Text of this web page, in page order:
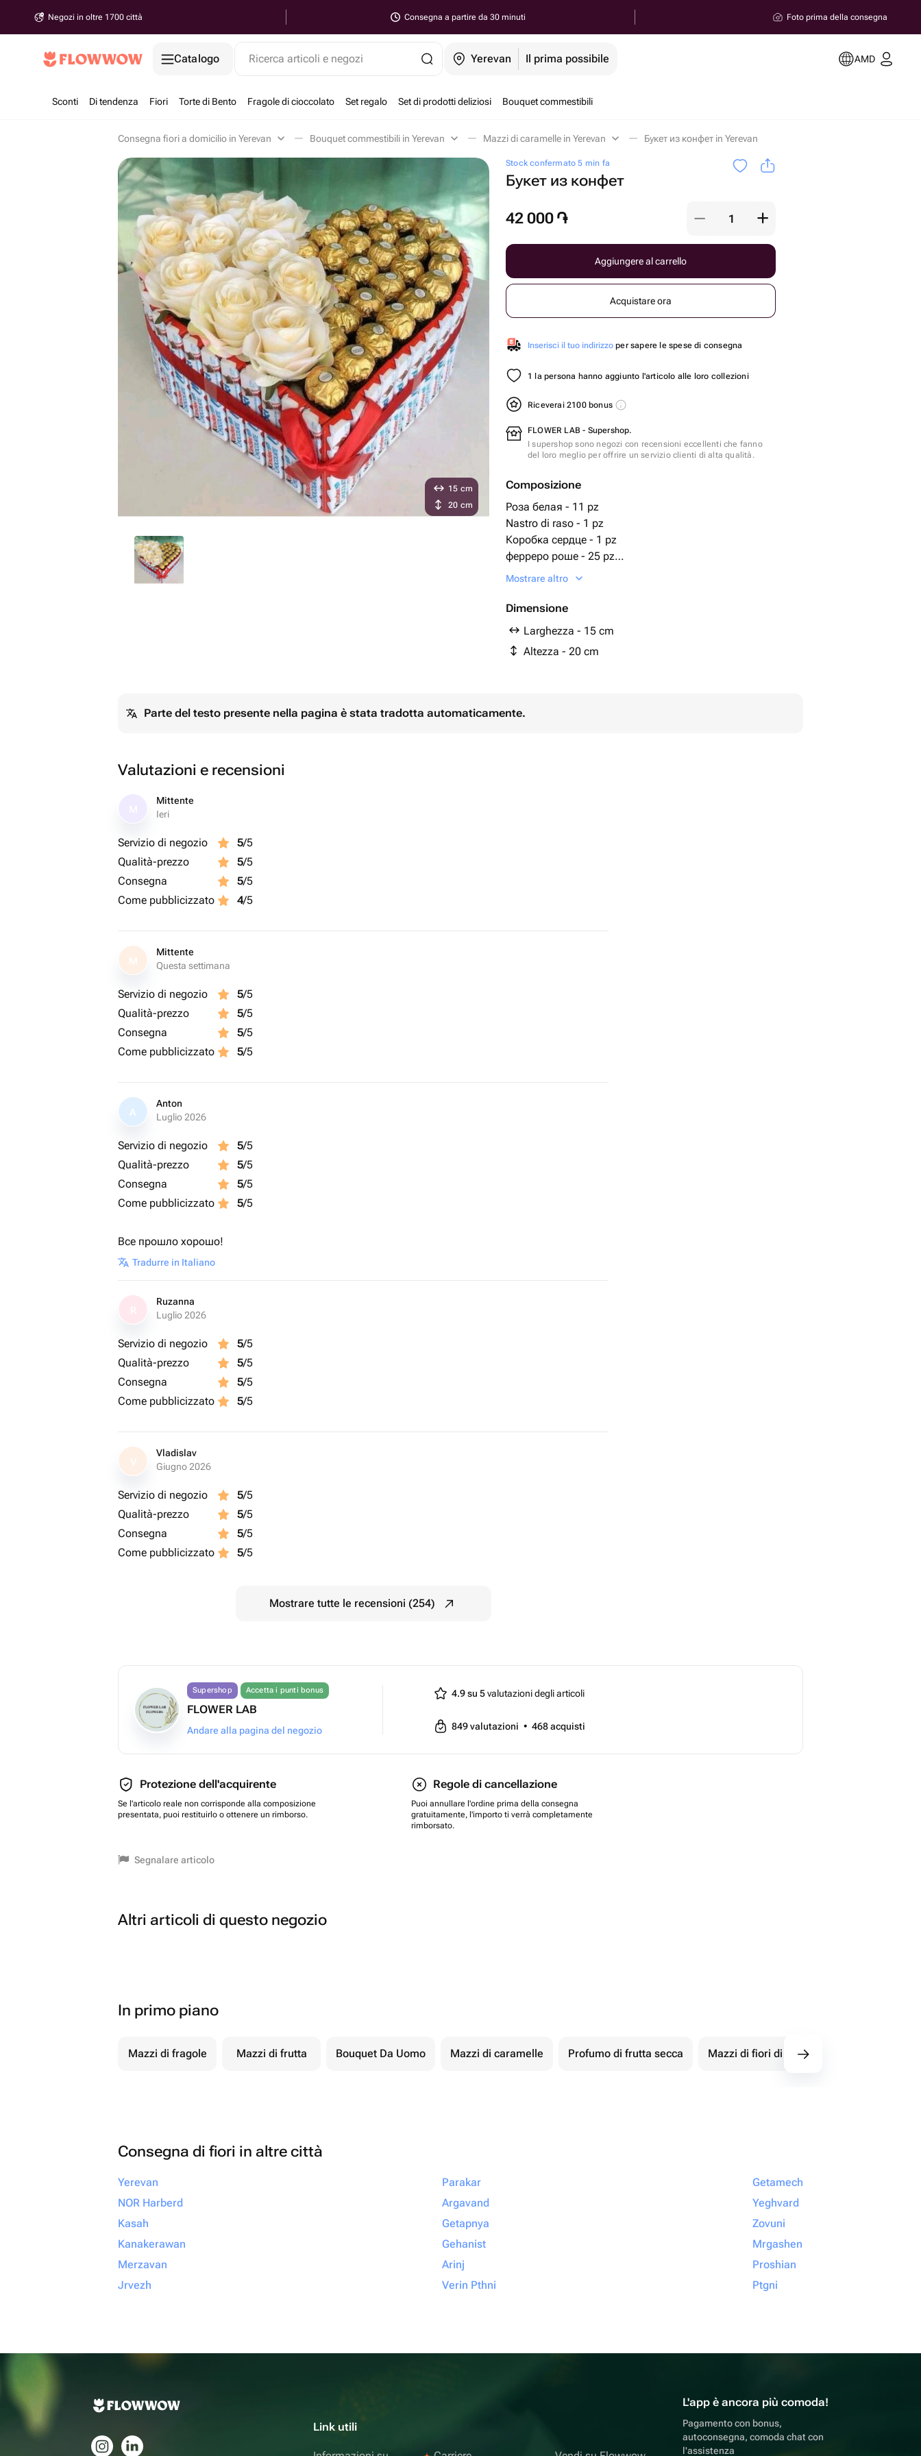
Negozi in oltre 1700 città Consegna a partire da 30 minuti Foto prima della consegna
Catalogo Ricerca articoli e negozi Yerevan Il prima possibile AMD
Sconti Di tendenza Fiori Torte di Bento Fragole di cioccolato Set regalo Set di prodotti deliziosi Bouquet commestibili
Consegna fiori a domicilio in Yerevan Bouquet commestibili in Yerevan Mazzi di caramelle in Yerevan Букет из конфет in Yerevan
Stock confermato 5 min fa
Букет из конфет
42 000 ֏
Aggiungere al carrello
Acquistare ora
Inserisci il tuo indirizzo per sapere le spese di consegna
1 la persona hanno aggiunto l'articolo alle loro collezioni
Riceverai 2100 bonus
FLOWER LAB - Supershop.
I supershop sono negozi con recensioni eccellenti che fanno
del loro meglio per offrire un servizio clienti di alta qualità.
Composizione
Роза белая - 11 pz
Nastro di raso - 1 pz
Коробка сердце - 1 pz
ферреро роше - 25 pz
Киндер шоколад Maxi - 30 pz
Mostrare altro
Dimensione
Larghezza - 15 cm
Altezza - 20 cm
15 cm
20 cm
Parte del testo presente nella pagina è stata tradotta automaticamente.
Valutazioni e recensioni
Mittente
Ieri
Servizio di negozio 5/5
Qualità-prezzo
5/5
Consegna
5/5
Come pubblicizzato
4/5
M
Mittente
Questa settimana
Servizio di negozio 5/5
Qualità-prezzo
5/5
Consegna
5/5
Come pubblicizzato
5/5
A
Anton
Luglio 2026
Servizio di negozio 5/5
Qualità-prezzo
5/5
Consegna
5/5
Come pubblicizzato
5/5
Все прошло хорошо!
Tradurre in Italiano
Ruzanna
Luglio 2026
Servizio di negozio 5/5
Qualità-prezzo
5/5
Consegna
5/5
Come pubblicizzato
5/5
V
Vladislav
Giugno 2026
Servizio di negozio 5/5
Qualità-prezzo
5/5
Consegna
5/5
Come pubblicizzato
5/5
Mostrare tutte le recensioni (254)
Supershop Accetta i punti bonus
FLOWER LAB
Andare alla pagina del negozio
4.9 su 5valutazioni degli articoli
849valutazioni • 468acquisti
Protezione dell'acquirente
Se l'articolo reale non corrisponde alla composizione
presentata, puoi restituirlo o ottenere un rimborso.
Regole di cancellazione
Puoi annullare l'ordine prima della consegna
gratuitamente, l'importo ti verrà completamente
rimborsato.
Segnalare articolo
Altri articoli di questo negozio
In primo piano
Mazzi di fragole Mazzi di frutta Bouquet Da Uomo Mazzi di caramelle Profumo di frutta secca Mazzi di fiori di cioccolato
Consegna di fiori in altre città
Yerevan
NOR Harberd
Kasah
Kanakerawan
Merzavan
Jrvezh
Parakar
Argavand
Getapnya
Gehanist
Arinj
Verin Pthni
Getamech
Yeghvard
Zovuni
Mrgashen
Proshian
Ptgni
Link utili
L'app è ancora più comoda!
Pagamento con bonus,
autoconsegna, comoda chat con
l'assistenza